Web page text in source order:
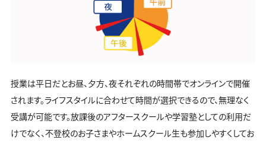
授業は平日だとお昼、夕方、夜それぞれの時間帯でオンラインで開催
されます。ライフスタイルに合わせて時間が選択できるので、無理なく
受講が可能です。放課後のアフタースクールや学習塾としての利用だ
けでなく、不登校のお子さまやホームスクール生も参加しやすくしてお